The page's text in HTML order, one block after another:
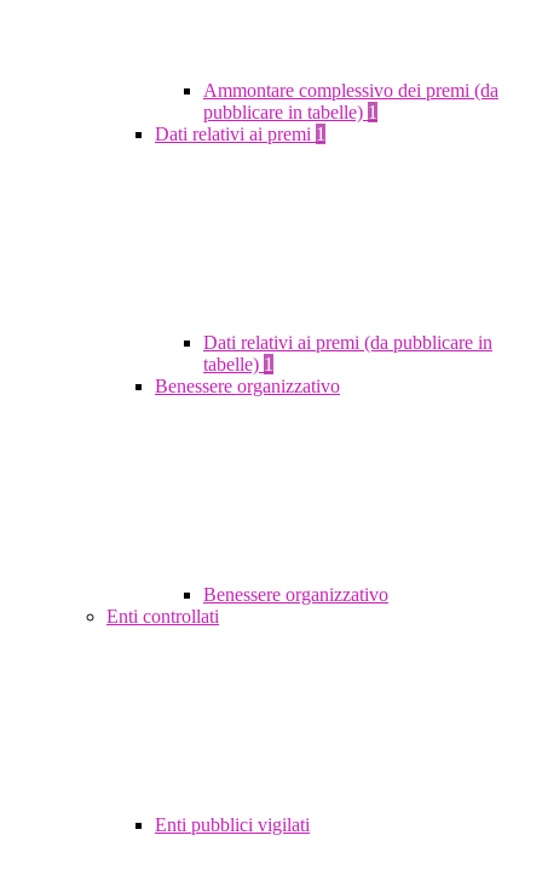
Ammontare complessivo dei premi (da
pubblicare in tabelle) 1
Dati relativi ai premi 1
Dati relativi ai premi (da pubblicare in
tabelle) 1
Benessere organizzativo
Benessere organizzativo
Enti controllati
Enti pubblici vigilati